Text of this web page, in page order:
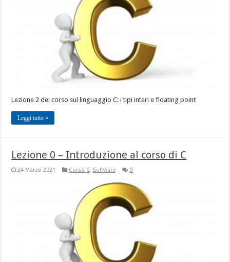
Lezione 2 del corso sul linguaggio C: i tipi interi e floating point
Leggi tutto »
Lezione 0 – Introduzione al corso di C
24 Marzo 2021 Corso C, Software 0